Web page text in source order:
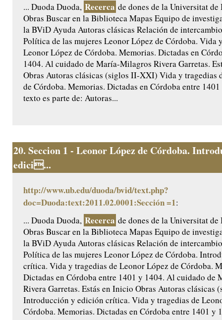
... Duoda Duoda, Recerca de dones de la Universitat
Obras Buscar en la Biblioteca Mapas Equipo de
la BViD Ayuda Autoras clásicas Relación de
Política de las mujeres Leonor López de Córdoba. Vida
Leonor López de Córdoba. Memorias. Dictadas en
1404. Al cuidado de María-Milagros Rivera Garretas.
Obras Autoras clásicas (siglos II-XXI) Vida y tragedias
de Córdoba. Memorias. Dictadas en Córdoba entre
texto es parte de: Autoras...
20. Seccion 1 - Leonor López de Córdoba.
edici...
http://www.ub.edu/duoda/bvid/text.php?
doc=Duoda:text:2011.02.0001:Sección =1:
... Duoda Duoda, Recerca de dones de la Universitat
Obras Buscar en la Biblioteca Mapas Equipo de
la BViD Ayuda Autoras clásicas Relación de
Política de las mujeres Leonor López de Córdoba.
crítica. Vida y tragedias de Leonor López de Córdoba.
Dictadas en Córdoba entre 1401 y 1404. Al cuidado de
Rivera Garretas. Estás en Inicio Obras Autoras
Introducción y edición crítica. Vida y tragedias de
Córdoba. Memorias. Dictadas en Córdoba entre 1401 y